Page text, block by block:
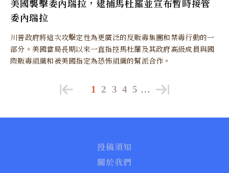
美國襲擊委內瑞拉，逮捕馬杜羅並宣布暫時接管
委內瑞拉
川普政府將這次攻擊定性為更廣泛的反販毒集團和禁毒行動的一
部分。美國當局長期以來一直指控馬杜羅及其政府高級成員與國
際販毒組織和被美國指定為恐怖組織的幫派合作。
1 2 3 4 5 …
投稿須知
關於我們